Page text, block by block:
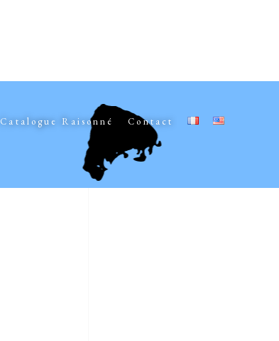
Catalogue Raisonné Contact